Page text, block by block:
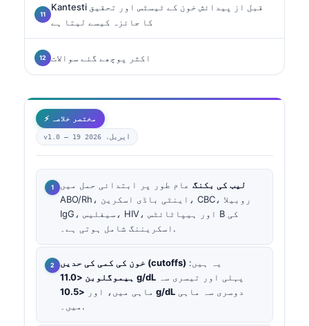
Kantesti قبل از پیدائش خون کے ٹیسٹس اور تحقیق
کا جائزہ کیسے لیتا ہے
اکثر پوچھے گئے سوالات
⚡ مختصر خلاصہ
v1.0 — 19 اپریل، 2026
لیب کی بکنگ عام طور پر ابتدائی حمل میں
ABO/Rh، اینٹی باڈی اسکرین، CBC، روبیلا
IgG، سیفلیس، HIV، اور ہیپاٹائٹس B کی
اسکریننگ شامل ہوتی ہے۔.
خون کی کمی کی حدیں (cutoffs) یہ ہیں:
ہیموگلوبن <11.0 g/dL
ماہی میں، اور <10.5 g/dL
میں۔.